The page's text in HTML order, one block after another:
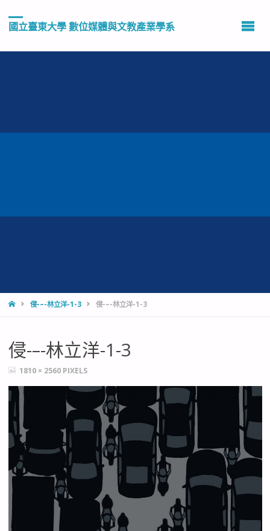
國立臺東大學 數位媒體與文教產業學系
HOME侵-–-林立洋-1-3 侵-–-林立洋-1-3
侵-–-林立洋-1-3
FULL1810 × 2560 PIXELS